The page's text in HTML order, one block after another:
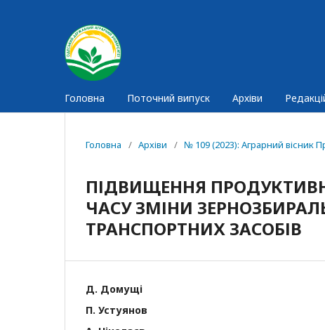
Головна Поточний випуск Архіви
Головна / Архіви / № 109 (2023): Аграрний вісник
ПІДВИЩЕННЯ
ЧАСУ ЗМІНИ
ТРАНСПОРТНИХ ЗАСОБІВ
Д. Домущі
П. Устуянов